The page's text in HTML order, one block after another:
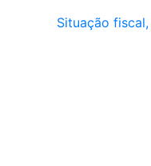
Situação